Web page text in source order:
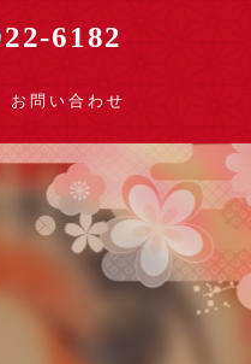
6182
お問い合わせ